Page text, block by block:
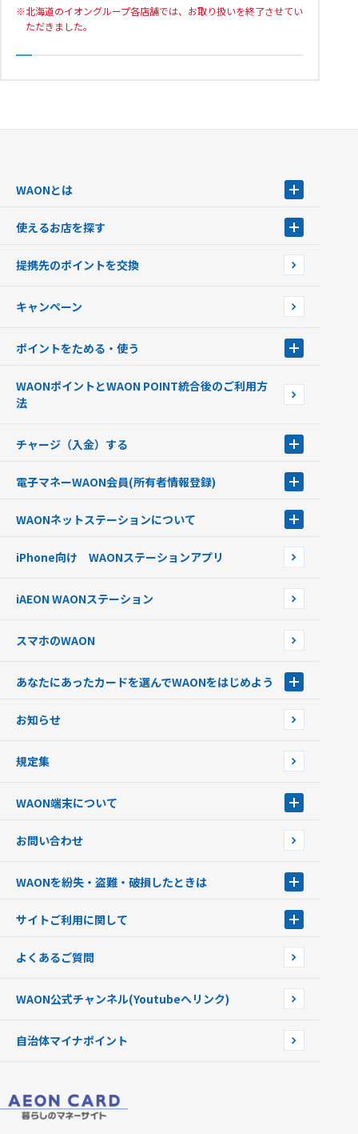
北海道のイオングループ各店舗では、お取り扱いを終了させてい
ただきました。
WAONとは
WAONを申込む
インターネット上でのお買い物について（ネット決済）
使えるお店を探す
店舗検索
イオン銀行ATM設置場所
提携先のポイントを交換
キャンペーン
ポイントをためる・使う
ポイントの有効期限について
WAONポイントとWAON POINT統合後のご利用方
法
チャージ（入金）する
現金でチャージする
銀行口座・ATMからチャージする
オートチャージ
ポイントからチャージする
チャージ上限金額の変更について
電子マネーWAON会員(所有者情報登録)
WAON POINTサービス会員登録に伴う個人データの共同利用のお知
WAONネットステーションについて
WAONネットステーションWAON端末について
iPhone向け WAONステーションアプリ
iAEON WAONステーション
スマホのWAON
あなたにあったカードを選んでWAONをはじめよう
フードバンク応援WAON
ご当地WAON
G.G WAON
WAONカード・WAONカードプラス
モバイルWAON
提携WAONカード
お知らせ
規定集
WAON端末について
WAONネットステーション
新型WAONステーション
WAONチャージャーmini
お問い合わせ
WAONを紛失・盗難・破損したときは
WAONカードの拾得について
サイトご利用に関して
企業情報
よくあるご質問
WAON公式チャンネル(Youtubeへリンク)
自治体マイナポイント